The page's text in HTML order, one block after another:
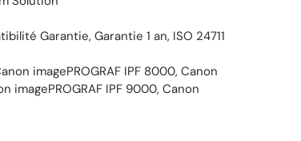
Garantie, Garantie 1 an, ISO 24711
imagePROGRAF IPF 8000, Canon
imagePROGRAF IPF 9000, Canon